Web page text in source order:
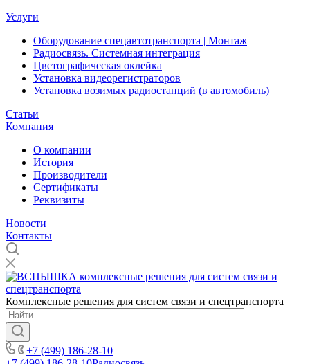
Услуги
Оборудование спецавтотранспорта | Монтаж
Радиосвязь. Системная интеграция
Цветографическая оклейка
Установка видеорегистраторов
Установка возимых радиостанций (в автомобиль)
Статьи
Компания
О компании
История
Производители
Сертификаты
Реквизиты
Новости
Контакты
Комплексные решения для систем связи и спецтранспорта
+7 (499) 186-28-10